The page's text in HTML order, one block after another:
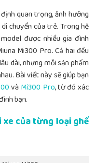
quan trọng, ảnh hưởng
chuyển của trẻ. Trong hệ
được nhiều gia đình
Mi300 Pro. Cả hai đều
dài, nhưng mỗi sản phẩm
Bài viết này sẽ giúp bạn
và Mi300 Pro, từ đó xác
bạn.
của từng loại ghế